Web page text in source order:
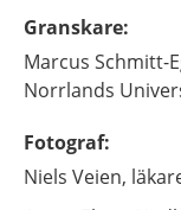
Granskare:
Marcus Schmitt-
Norrlands
Fotograf:
Niels Veien,